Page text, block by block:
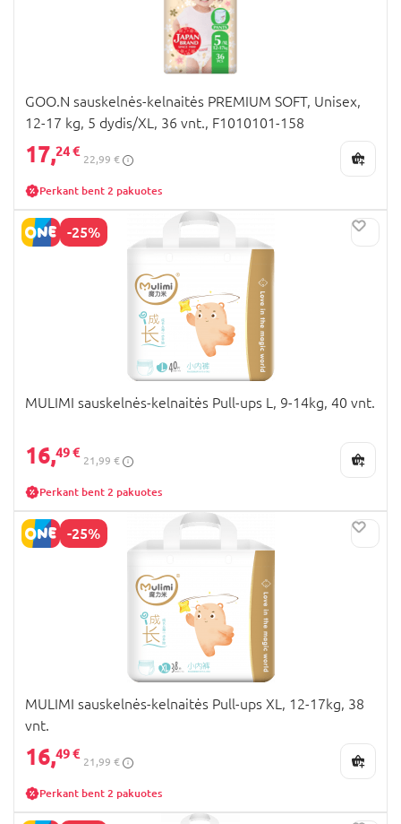
GOO.N sauskelnės-kelnaitės PREMIUM SOFT, Unisex,
12-17 kg, 5 dydis/XL, 36 vnt., F1010101-158
17,24 €
22,99 €
Perkant bent 2 pakuotes
-25%
MULIMI sauskelnės-kelnaitės Pull-ups L, 9-14kg, 40 vnt.
16,49 €
21,99 €
Perkant bent 2 pakuotes
-25%
MULIMI sauskelnės-kelnaitės Pull-ups XL, 12-17kg, 38
vnt.
16,49 €
21,99 €
Perkant bent 2 pakuotes